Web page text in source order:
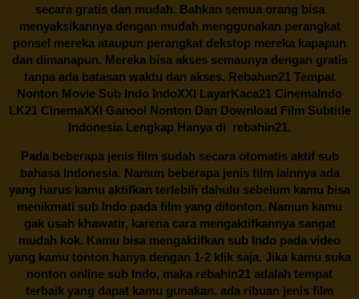
secara gratis dan mudah. Bahkan semua orang bisa
menyaksikannya dengan mudah menggunakan perangkat
ponsel mereka ataupun perangkat dekstop mereka kapapun
dan dimanapun. Mereka bisa akses semaunya dengan gratis
tanpa ada batasan waktu dan akses. Rebahan21 Tempat
Nonton Movie Sub Indo IndoXXI LayarKaca21 CinemaIndo
LK21 CinemaXXI Ganool Nonton Dan Download Film Subtitle
Indonesia Lengkap Hanya di rebahin21.
Pada beberapa jenis film sudah secara otomatis aktif sub
bahasa Indonesia. Namun beberapa jenis film lainnya ada
yang harus kamu aktifkan terlebih dahulu sebelum kamu bisa
menikmati sub Indo pada film yang ditonton. Namun kamu
gak usah khawatir, karena cara mengaktifkannya sangat
mudah kok. Kamu bisa mengaktifkan sub Indo pada video
yang kamu tonton hanya dengan 1-2 klik saja. Jika kamu suka
nonton online sub Indo, maka rebahin21 adalah tempat
terbaik yang dapat kamu gunakan. ada ribuan jenis film